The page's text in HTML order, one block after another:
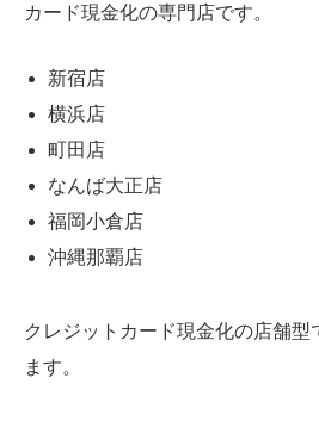
カード現金化の専門店です。
新宿店
横浜店
町田店
なんば大正店
福岡小倉店
沖縄那覇店
クレジットカード現金化の店舗型
ます。